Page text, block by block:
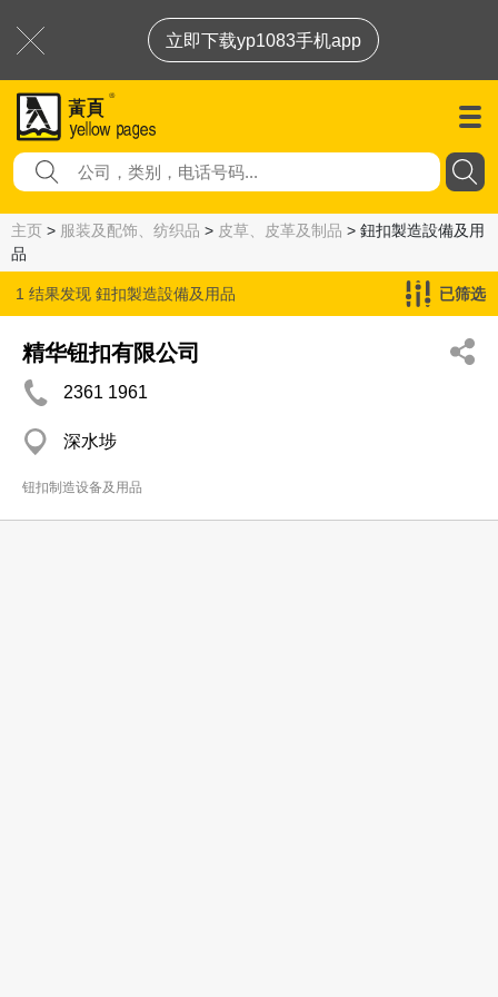
立即下载yp1083手机app
主页 > 服装及配饰、纺织品 > 皮草、皮革及制品 > 鈕扣製造設備及用
品
1 结果发现 鈕扣製造設備及用品 已筛选
精华钮扣有限公司
2361 1961
深水埗
钮扣制造设备及用品